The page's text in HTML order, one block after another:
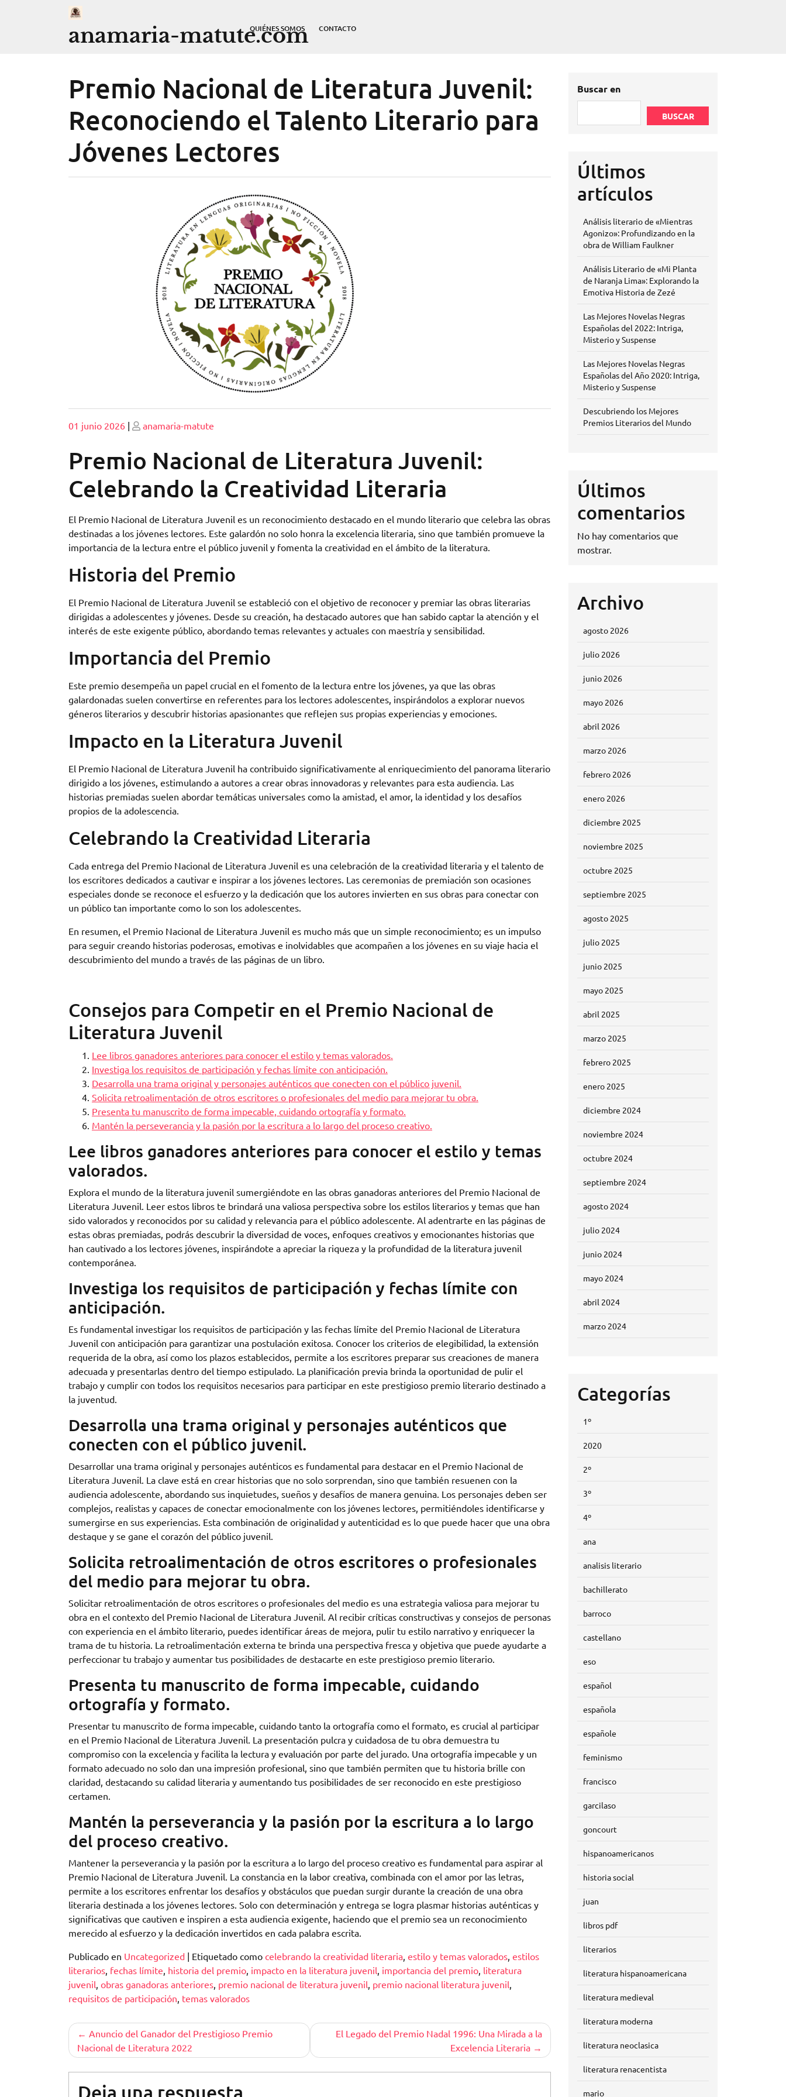
anamaria-matute.com
QUIÉNES SOMOS CONTACTO
Premio Nacional de Literatura Juvenil:
Reconociendo el Talento Literario para
Jóvenes Lectores
Publicado
01 junio 2026 | Publicado
anamaria-matute
Premio Nacional de Literatura Juvenil:
Celebrando la Creatividad Literaria
El Premio Nacional de Literatura Juvenil es un reconocimiento destacado en el mundo literario que celebra las obras
destinadas a los jóvenes lectores. Este galardón no solo honra la excelencia literaria, sino que también promueve la
importancia de la lectura entre el público juvenil y fomenta la creatividad en el ámbito de la literatura.
Historia del Premio
El Premio Nacional de Literatura Juvenil se estableció con el objetivo de reconocer y premiar las obras literarias
dirigidas a adolescentes y jóvenes. Desde su creación, ha destacado autores que han sabido captar la atención y el
interés de este exigente público, abordando temas relevantes y actuales con maestría y sensibilidad.
Importancia del Premio
Este premio desempeña un papel crucial en el fomento de la lectura entre los jóvenes, ya que las obras
galardonadas suelen convertirse en referentes para los lectores adolescentes, inspirándolos a explorar nuevos
géneros literarios y descubrir historias apasionantes que reflejen sus propias experiencias y emociones.
Impacto en la Literatura Juvenil
El Premio Nacional de Literatura Juvenil ha contribuido significativamente al enriquecimiento del panorama literario
dirigido a los jóvenes, estimulando a autores a crear obras innovadoras y relevantes para esta audiencia. Las
historias premiadas suelen abordar temáticas universales como la amistad, el amor, la identidad y los desafíos
propios de la adolescencia.
Celebrando la Creatividad Literaria
Cada entrega del Premio Nacional de Literatura Juvenil es una celebración de la creatividad literaria y el talento de
los escritores dedicados a cautivar e inspirar a los jóvenes lectores. Las ceremonias de premiación son ocasiones
especiales donde se reconoce el esfuerzo y la dedicación que los autores invierten en sus obras para conectar con
un público tan importante como lo son los adolescentes.
En resumen, el Premio Nacional de Literatura Juvenil es mucho más que un simple reconocimiento; es un impulso
para seguir creando historias poderosas, emotivas e inolvidables que acompañen a los jóvenes en su viaje hacia el
descubrimiento del mundo a través de las páginas de un libro.
Consejos para Competir en el Premio Nacional de
Literatura Juvenil
Lee libros ganadores anteriores para conocer el estilo y temas valorados.
Investiga los requisitos de participación y fechas límite con anticipación.
Desarrolla una trama original y personajes auténticos que conecten con el público juvenil.
Solicita retroalimentación de otros escritores o profesionales del medio para mejorar tu obra.
Presenta tu manuscrito de forma impecable, cuidando ortografía y formato.
Mantén la perseverancia y la pasión por la escritura a lo largo del proceso creativo.
Lee libros ganadores anteriores para conocer el estilo y temas
valorados.
Explora el mundo de la literatura juvenil sumergiéndote en las obras ganadoras anteriores del Premio Nacional de
Literatura Juvenil. Leer estos libros te brindará una valiosa perspectiva sobre los estilos literarios y temas que han
sido valorados y reconocidos por su calidad y relevancia para el público adolescente. Al adentrarte en las páginas de
estas obras premiadas, podrás descubrir la diversidad de voces, enfoques creativos y emocionantes historias que
han cautivado a los lectores jóvenes, inspirándote a apreciar la riqueza y la profundidad de la literatura juvenil
contemporánea.
Investiga los requisitos de participación y fechas límite con
anticipación.
Es fundamental investigar los requisitos de participación y las fechas límite del Premio Nacional de Literatura
Juvenil con anticipación para garantizar una postulación exitosa. Conocer los criterios de elegibilidad, la extensión
requerida de la obra, así como los plazos establecidos, permite a los escritores preparar sus creaciones de manera
adecuada y presentarlas dentro del tiempo estipulado. La planificación previa brinda la oportunidad de pulir el
trabajo y cumplir con todos los requisitos necesarios para participar en este prestigioso premio literario destinado a
la juventud.
Desarrolla una trama original y personajes auténticos que
conecten con el público juvenil.
Desarrollar una trama original y personajes auténticos es fundamental para destacar en el Premio Nacional de
Literatura Juvenil. La clave está en crear historias que no solo sorprendan, sino que también resuenen con la
audiencia adolescente, abordando sus inquietudes, sueños y desafíos de manera genuina. Los personajes deben ser
complejos, realistas y capaces de conectar emocionalmente con los jóvenes lectores, permitiéndoles identificarse y
sumergirse en sus experiencias. Esta combinación de originalidad y autenticidad es lo que puede hacer que una obra
destaque y se gane el corazón del público juvenil.
Solicita retroalimentación de otros escritores o profesionales
del medio para mejorar tu obra.
Solicitar retroalimentación de otros escritores o profesionales del medio es una estrategia valiosa para mejorar tu
obra en el contexto del Premio Nacional de Literatura Juvenil. Al recibir críticas constructivas y consejos de personas
con experiencia en el ámbito literario, puedes identificar áreas de mejora, pulir tu estilo narrativo y enriquecer la
trama de tu historia. La retroalimentación externa te brinda una perspectiva fresca y objetiva que puede ayudarte a
perfeccionar tu trabajo y aumentar tus posibilidades de destacarte en este prestigioso premio literario.
Presenta tu manuscrito de forma impecable, cuidando
ortografía y formato.
Presentar tu manuscrito de forma impecable, cuidando tanto la ortografía como el formato, es crucial al participar
en el Premio Nacional de Literatura Juvenil. La presentación pulcra y cuidadosa de tu obra demuestra tu
compromiso con la excelencia y facilita la lectura y evaluación por parte del jurado. Una ortografía impecable y un
formato adecuado no solo dan una impresión profesional, sino que también permiten que tu historia brille con
claridad, destacando su calidad literaria y aumentando tus posibilidades de ser reconocido en este prestigioso
certamen.
Mantén la perseverancia y la pasión por la escritura a lo largo
del proceso creativo.
Mantener la perseverancia y la pasión por la escritura a lo largo del proceso creativo es fundamental para aspirar al
Premio Nacional de Literatura Juvenil. La constancia en la labor creativa, combinada con el amor por las letras,
permite a los escritores enfrentar los desafíos y obstáculos que puedan surgir durante la creación de una obra
literaria destinada a los jóvenes lectores. Solo con determinación y entrega se logra plasmar historias auténticas y
significativas que cautiven e inspiren a esta audiencia exigente, haciendo que el premio sea un reconocimiento
merecido al esfuerzo y la dedicación invertidos en cada palabra escrita.
Publicado en Uncategorized | Etiquetado como celebrando la creatividad literaria, estilo y temas valorados, estilos
literarios, fechas límite, historia del premio, impacto en la literatura juvenil, importancia del premio, literatura
juvenil, obras ganadoras anteriores, premio nacional de literatura juvenil, premio nacional literatura juvenil,
requisitos de participación, temas valorados
Navegación
de
entradas
Anuncio del Ganador del Prestigioso Premio
Nacional de Literatura 2022
El Legado del Premio Nadal 1996: Una Mirada a la
Excelencia Literaria
Deja una respuesta
Buscar en
BUSCAR
Últimos
artículos
Análisis literario de «Mientras
Agonizo»: Profundizando en la
obra de William Faulkner
Análisis Literario de «Mi Planta
de Naranja Lima»: Explorando la
Emotiva Historia de Zezé
Las Mejores Novelas Negras
Españolas del 2022: Intriga,
Misterio y Suspense
Las Mejores Novelas Negras
Españolas del Año 2020: Intriga,
Misterio y Suspense
Descubriendo los Mejores
Premios Literarios del Mundo
Últimos
comentarios
No hay comentarios que
mostrar.
Archivo
agosto 2026
julio 2026
junio 2026
mayo 2026
abril 2026
marzo 2026
febrero 2026
enero 2026
diciembre 2025
noviembre 2025
octubre 2025
septiembre 2025
agosto 2025
julio 2025
junio 2025
mayo 2025
abril 2025
marzo 2025
febrero 2025
enero 2025
diciembre 2024
noviembre 2024
octubre 2024
septiembre 2024
agosto 2024
julio 2024
junio 2024
mayo 2024
abril 2024
marzo 2024
Categorías
1º
2020
2º
3º
4º
ana
analisis literario
bachillerato
barroco
castellano
eso
español
española
españole
feminismo
francisco
garcilaso
goncourt
hispanoamericanos
historia social
juan
libros pdf
literarios
literatura hispanoamericana
literatura medieval
literatura moderna
literatura neoclasica
literatura renacentista
mario